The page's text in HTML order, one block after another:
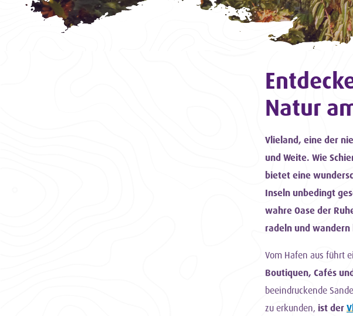
Natur
Vlieland, eine der
und Weite. Wie
bietet eine
Inseln unbedingt
wahre Oase der
radeln und wandern
Vom Hafen aus führt
Boutiquen, Cafés
beeindruckende
zu erkunden, ist der